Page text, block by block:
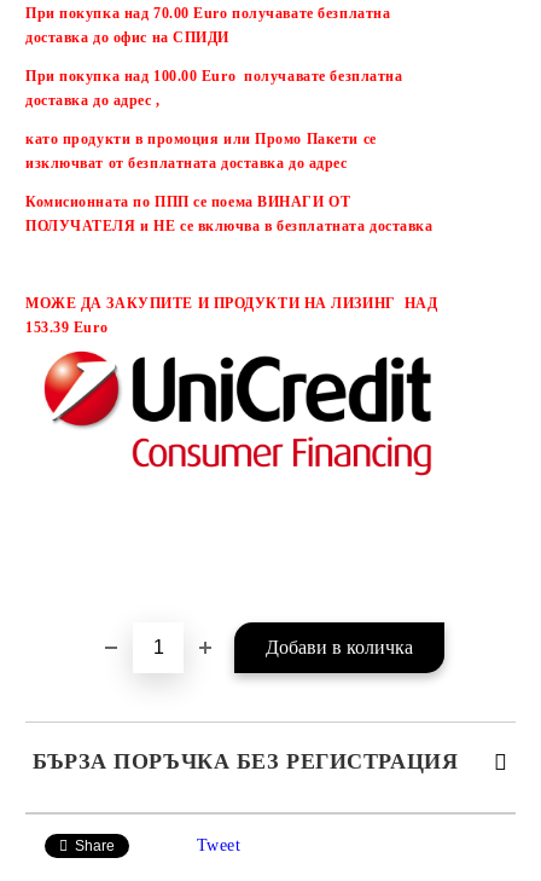
При покупка над 70.00 Euro получавате безплатна
доставка до офис на СПИДИ
При покупка над 100.00 Euro получавате безплатна
доставка до адрес ,
като продукти в промоция или Промо Пакети се
изключват от безплатната доставка до адрес
Комисионната по ППП се поема ВИНАГИ ОТ
ПОЛУЧАТЕЛЯ и НЕ се включва в безплатната доставка
МОЖЕ ДА ЗАКУПИТЕ И ПРОДУКТИ НА ЛИЗИНГ НАД
153.39 Euro
БЪРЗА ПОРЪЧКА БЕЗ РЕГИСТРАЦИЯ
Share Tweet